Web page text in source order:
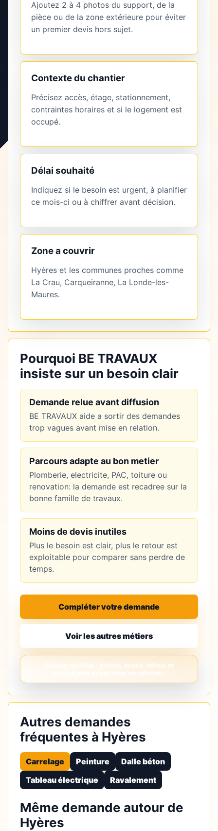
Ajoutez 2 à 4 photos du support, de la
pièce ou de la zone extérieure pour éviter
un premier devis hors sujet.
Contexte du chantier
Précisez accès, étage, stationnement,
contraintes horaires et si le logement est
occupé.
Délai souhaité
Indiquez si le besoin est urgent, à planifier
ce mois-ci ou à chiffrer avant décision.
Zone a couvrir
Hyères et les communes proches comme
La Crau, Carqueiranne, La Londe-les-
Maures.
Pourquoi BE TRAVAUX
insiste sur un besoin clair
Demande relue avant diffusion
BE TRAVAUX aide a sortir des demandes
trop vagues avant mise en relation.
Parcours adapte au bon metier
Plomberie, electricite, PAC, toiture ou
renovation: la demande est recadree sur la
bonne famille de travaux.
Moins de devis inutiles
Plus le besoin est clair, plus le retour est
exploitable pour comparer sans perdre de
temps.
Compléter votre demande
Voir les autres métiers
Autres demandes
fréquentes à Hyères
Carrelage Peinture
Dalle béton
Tableau électrique
Ravalement
Même demande autour de
Hyères